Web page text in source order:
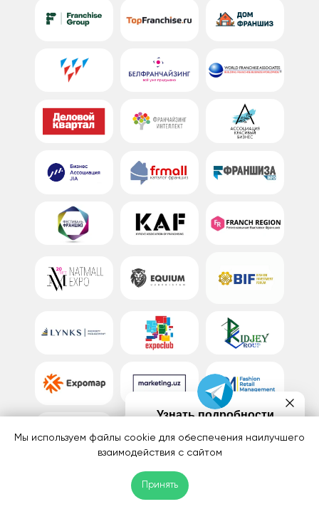
Узнать подробности
в Telegram
НАПИСАТЬ
Мы используем файлы cookie для обеспечения наилучшего
взаимодействия с сайтом
Принять